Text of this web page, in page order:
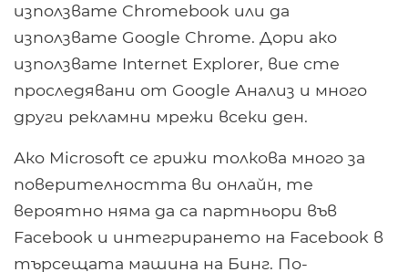
използвате Chromebook или да
използвате Google Chrome. Дори ако
използвате Internet Explorer, вие сте
проследявани от Google Анализ и много
други рекламни мрежи всеки ден.
Ако Microsoft се грижи толкова много за
поверителността ви онлайн, те
вероятно няма да са партньори във
Facebook и интегрирането на Facebook в
търсещата машина на Бинг. По-